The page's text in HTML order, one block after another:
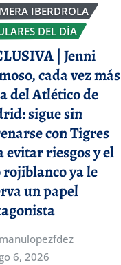
IBERDROLA
DEL DÍA
| Jenni
cada vez más
del Atlético de
sigue sin
con Tigres
evitar riesgos y el
rojiblanco ya le
un papel
manulopezfdez
6, 2026